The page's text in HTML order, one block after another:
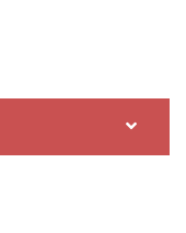
直接联系主办方或
出处并附上原文链